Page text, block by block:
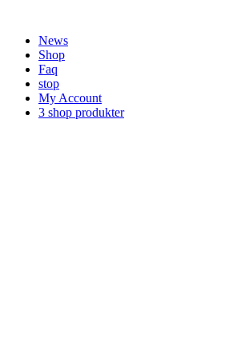
indholdNews
Shop
Faq
stop
My Account
3 shop produkter